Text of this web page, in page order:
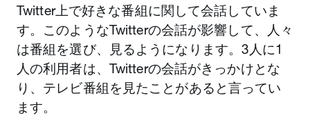
Twitter上で好きな番組に関して会話していま
す。このようなTwitterの会話が影響して、人々
は番組を選び、見るようになります。3人に1
人の利用者は、Twitterの会話がきっかけとな
り、テレビ番組を見たことがあると言ってい
ます。